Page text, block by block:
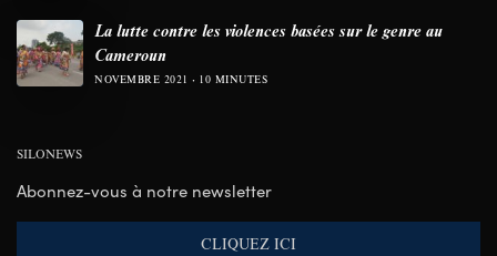
La lutte contre les violences basées sur le genre au
Cameroun
NOVEMBRE 2021 10 MINUTES
SILONEWS
Abonnez-vous à notre newsletter
CLIQUEZ ICI